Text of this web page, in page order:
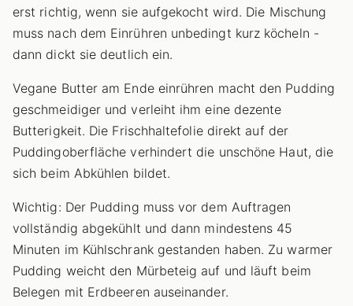
erst richtig, wenn sie aufgekocht wird. Die Mischung
muss nach dem Einrühren unbedingt kurz köcheln -
dann dickt sie deutlich ein.
Vegane Butter am Ende einrühren macht den Pudding
geschmeidiger und verleiht ihm eine dezente
Butterigkeit. Die Frischhaltefolie direkt auf der
Puddingoberfläche verhindert die unschöne Haut, die
sich beim Abkühlen bildet.
Wichtig: Der Pudding muss vor dem Auftragen
vollständig abgekühlt und dann mindestens 45
Minuten im Kühlschrank gestanden haben. Zu warmer
Pudding weicht den Mürbeteig auf und läuft beim
Belegen mit Erdbeeren auseinander.